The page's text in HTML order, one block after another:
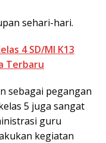
sehari-hari.
4 SD/MI K13
Terbaru
sebagai pegangan
5 juga sangat
guru
kegiatan